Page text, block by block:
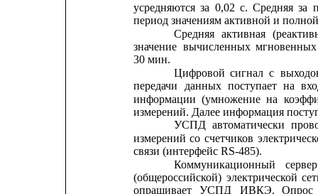
усредняются за 0,02 с. Средняя за
период значениям активной и
Средняя
активная
значение вычисленных мгновенных
30 мин.
Цифровой сигнал с
передачи
данных поступает на
информации (умножение на
измерений. Далее информация
УСПД автоматически
измерений со счетчиков
связи (интерфейс RS-485).
Коммуникационный
сервер
(общероссийской) электрической
опрашивает
УСПД ИВКЭ.
Опрос